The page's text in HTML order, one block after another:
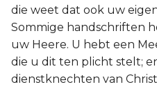
die weet dat ook uw
Sommige handschriften
uw Heere. U hebt een
die u dit ten plicht stelt;
dienstknechten van